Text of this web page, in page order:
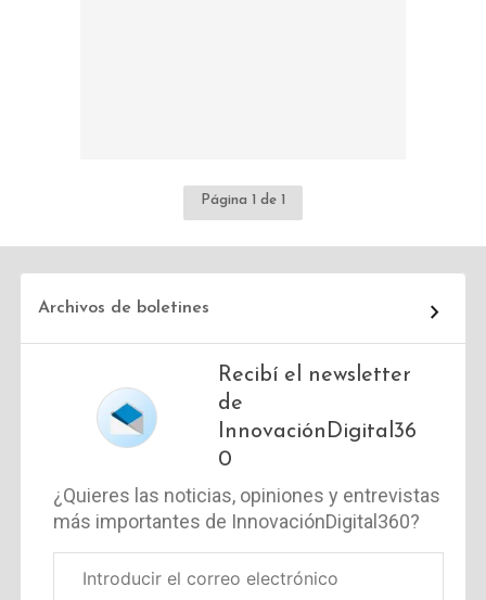
Página 1 de 1
Archivos de boletines
Recibí el newsletter
de
InnovaciónDigital36
0
¿Quieres las noticias, opiniones y entrevistas
más importantes de InnovaciónDigital360?
electrónico